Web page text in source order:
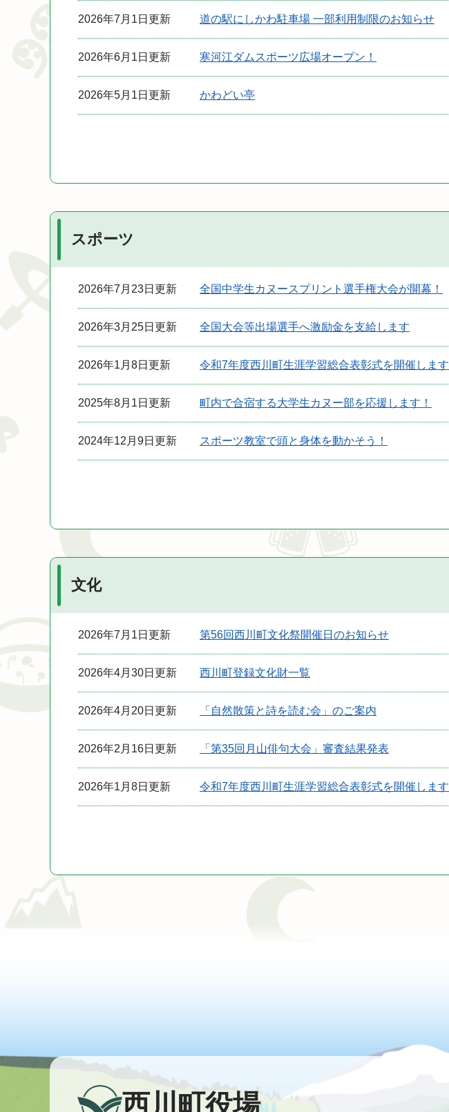
2026年7月1日更新 道の駅にしかわ駐車場 一部利用制限のお知らせ
2026年6月1日更新 寒河江ダムスポーツ広場オープン！
2026年5月1日更新 かわどい亭
スポーツ
2026年7月23日更新 全国中学生カヌースプリント選手権大会が開幕！
2026年3月25日更新 全国大会等出場選手へ激励金を支給します
2026年1月8日更新 令和7年度西川町生涯学習総合表彰式を開催します
2025年8月1日更新 町内で合宿する大学生カヌー部を応援します！
2024年12月9日更新 スポーツ教室で頭と身体を動かそう！
文化
2026年7月1日更新 第56回西川町文化祭開催日のお知らせ
2026年4月30日更新 西川町登録文化財一覧
2026年4月20日更新 「自然散策と詩を読む会」のご案内
2026年2月16日更新 「第35回月山俳句大会」審査結果発表
2026年1月8日更新 令和7年度西川町生涯学習総合表彰式を開催します
西川町役場